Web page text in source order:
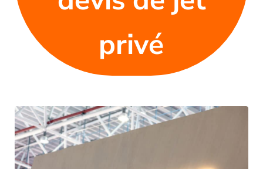
privé